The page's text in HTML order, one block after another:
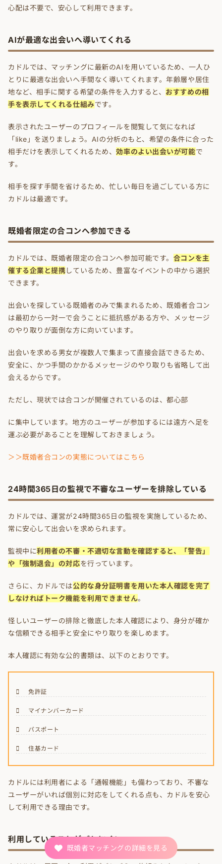
心配は不要で、安心して利用できます。
AIが最適な出会いへ導いてくれる
カドルでは、マッチングに最新のAIを用いているため、一人ひ
とりに最適な出会いへ手間なく導いてくれます。年齢層や居住
地など、相手に関する希望の条件を入力すると、 おすすめの相
手を表示してくれる仕組みです。
表示されたユーザーのプロフィールを閲覧して気になれば
「like」を送りましょう。AIの分析のもと、希望の条件に合った
相手だけを表示してくれるため、効率のよい出会いが可能で
す。
相手を探す手間を省けるため、忙しい毎日を過ごしている方に
カドルは最適です。
既婚者限定の合コンへ参加できる
カドルでは、既婚者限定の合コンへ参加可能です。 合コンを主
催する企業と提携しているため、豊富なイベントの中から選択
できます。
出会いを探している既婚者のみで集まれるため、既婚者合コン
は最初から一対一で会うことに抵抗感がある方や、メッセージ
のやり取りが面倒な方に向いています。
出会いを求める男女が複数人で集まって直接会話できるため、
安全に、かつ手間のかかるメッセージのやり取りも省略して出
会えるからです。
ただし、現状では合コンが開催されているのは、都心部
に集中しています。地方のユーザーが参加するには遠方へ足を
運ぶ必要があることを理解しておきましょう。
＞＞既婚者合コンの実態についてはこちら
24時間365日の監視で不審なユーザーを排除している
カドルでは、運営が24時間365日の監視を実施しているため、
常に安心して出会いを求められます。
監視中に利用者の不審・不適切な言動を確認すると、「警告」
や「強制退会」の対応を行っています。
さらに、カドルでは公的な身分証明書を用いた本人確認を完了
しなければトーク機能を利用できません。
怪しいユーザーの排除と徹底した本人確認により、身分が確か
な信頼できる相手と安全にやり取りを楽しめます。
本人確認に有効な公的書類は、以下のとおりです。
免許証
マイナンバーカード
パスポート
住基カード
カドルには利用者による「通報機能」も備わっており、不審な
ユーザーがいれば個別に対応をしてくれる点も、カドルを安心
して利用できる理由です。
利用していることがバレにくい
既婚者マッチングの詳細を見る